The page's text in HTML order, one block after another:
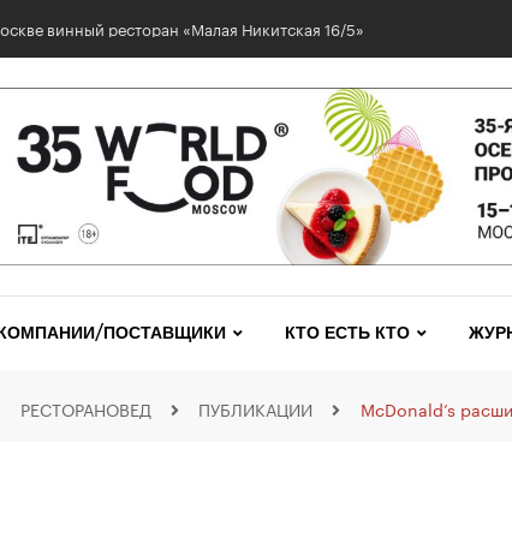
винный ресторан «Малая Никитская 16/5»
КОМПАНИИ/ПОСТАВЩИКИ КТО ЕСТЬ КТО
РЕСТОРАНОВЕД ПУБЛИКАЦИИ McDonald’s